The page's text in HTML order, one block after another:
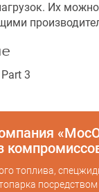
Их
3
топлива,